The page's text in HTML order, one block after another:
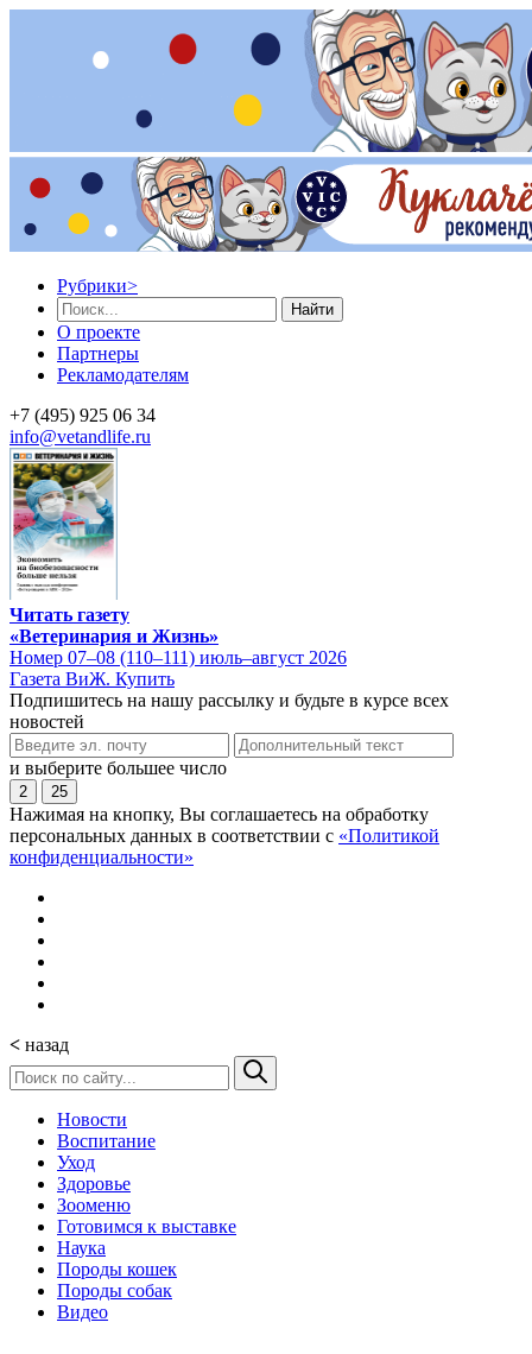
Рубрики>
Найти
О проекте
Партнеры
Рекламодателям
+7 (495) 925 06 34
info@vetandlife.ru
Читать газету
«Ветеринария и Жизнь»
Номер 07–08 (110–111) июль–август 2026
Газета ВиЖ. Купить
Подпишитесь на нашу рассылку и будьте в курсе всех
новостей
и выберите большее число
2 25
Нажимая на кнопку, Вы соглашаетесь на обработку
персональных данных в соответствии с «Политикой
конфиденциальности»
< назад
Новости
Воспитание
Уход
Здоровье
Зооменю
Готовимся к выставке
Наука
Породы кошек
Породы собак
Видео